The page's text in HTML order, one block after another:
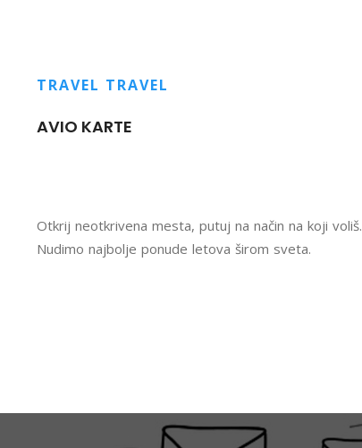
TRAVEL TRAVEL
AVIO KARTE
Otkrij neotkrivena mesta, putuj na način na koji
Nudimo najbolje ponude letova širom sveta.